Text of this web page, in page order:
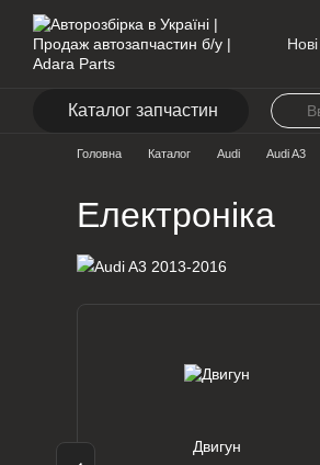
Перейти до основного контенту
Каталог запчастин
Головна Каталог Audi Audi A3
Електроніка
Двигун